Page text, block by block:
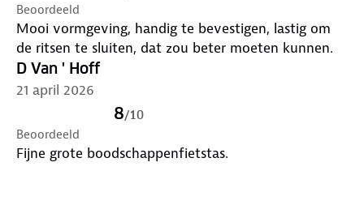
Beoordeeld
Mooi vormgeving, handig te bevestigen, lastig om
de ritsen te sluiten, dat zou beter moeten kunnen.
D Van ' Hoff
21 april 2026
8/10
Beoordeeld
Fijne grote boodschappenfietstas.